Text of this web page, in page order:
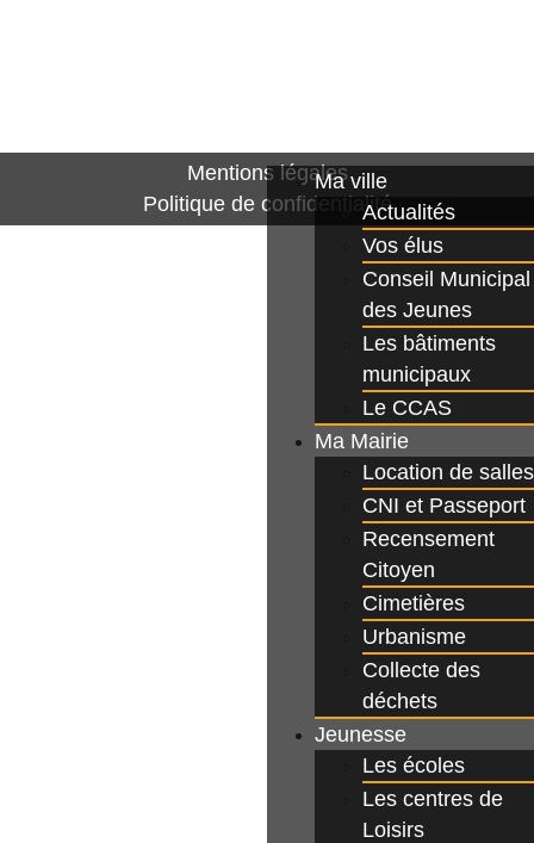
Ma ville
Actualités
Vos élus
Conseil Municipal
des Jeunes
Les bâtiments
municipaux
Le CCAS
Ma Mairie
Location de salles
CNI et Passeport
Recensement
Citoyen
Cimetières
Urbanisme
Collecte des
déchets
Jeunesse
Les écoles
Les centres de
Loisirs
Mentions légales
Politique de confidentialité